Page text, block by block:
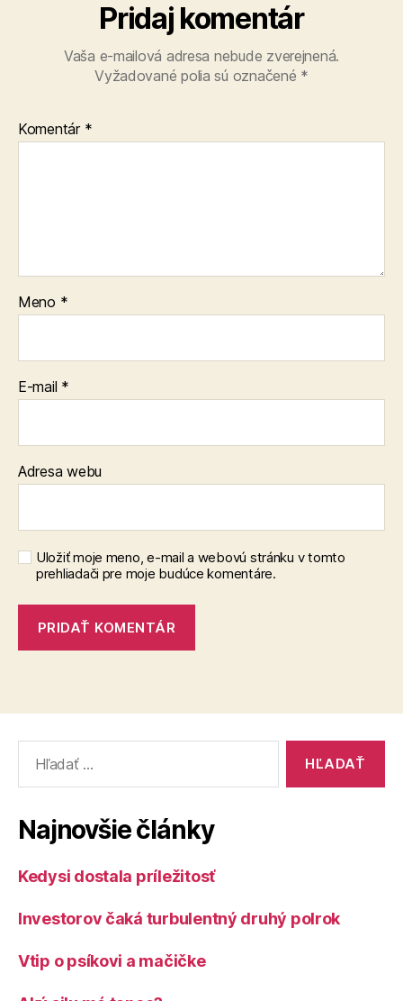
Pridaj komentár
Vaša e-mailová adresa nebude zverejnená.
Vyžadované polia sú označené *
Komentár *
Meno *
E-mail *
Adresa webu
Uložiť moje meno, e-mail a webovú stránku v tomto
prehliadači pre moje budúce komentáre.
Najnovšie články
Kedysi dostala príležitosť
Investorov čaká turbulentný druhý polrok
Vtip o psíkovi a mačičke